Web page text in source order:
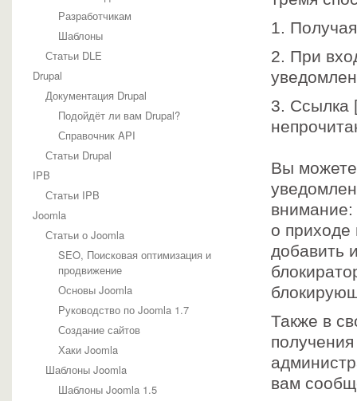
Разработчикам
Шаблоны
Статьи DLE
Drupal
Документация Drupal
Подойдёт ли вам Drupal?
Справочник API
Статьи Drupal
IPB
Статьи IPB
Joomla
Статьи о Joomla
SEO, Поисковая оптимизация и
продвижение
Основы Joomla
Руководство по Joomla 1.7
Создание сайтов
Хаки Joomla
Шаблоны Joomla
Шаблоны Joomla 1.5
1.
2. При
3. Ссылка
Вы
о
добавить
Также в
вам